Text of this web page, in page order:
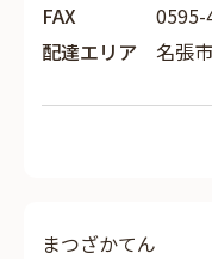
FAX
0595-
配達エリア
名張市
まつざかてん